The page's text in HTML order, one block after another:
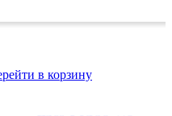
в корзину